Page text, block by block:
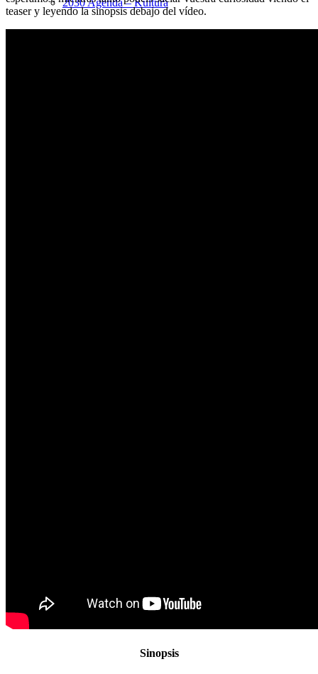
2030 Agenda – Kultura
teaser y leyendo la sinopsis debajo del vídeo.
Sinopsis